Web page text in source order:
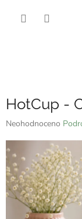
HotCup -
Průměrné
produktu
je
0,0
z
5
hvězdiček.
Neohodnoceno